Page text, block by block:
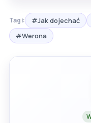
Tagi: #Jak dojechać
#Werona